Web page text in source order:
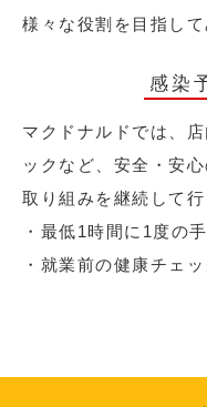
様々な役割を目指して
感染
マクドナルドでは、
ックなど、安全・安
取り組みを継続して行
・最低1時間に1度の
・就業前の健康チェ